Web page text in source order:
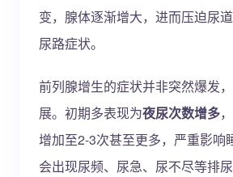
变，腺体逐渐增大，进而压迫尿
尿路症状。
前列腺增生的症状并非突然爆发
展。初期多表现为夜尿次数增多
增加至2-3次甚至更多，严重影响
会出现尿频、尿急、尿不尽等排